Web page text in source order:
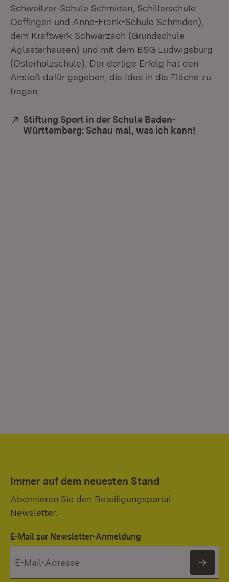
Schweitzer-Schule Schmiden, Schillerschule
Oeffingen und Anne-Frank-Schule Schmiden),
dem Kraftwerk Schwarzach (Grundschule
Aglasterhausen) und mit dem BSG Ludwigsburg
(Osterholzschule). Der dortige Erfolg hat den
Anstoß dafür gegeben, die Idee in die Fläche zu
tragen.
Extern:
Stiftung Sport in der Schule Baden-
Württemberg: Schau mal, was ich kann!
Immer auf dem neuesten Stand
Abonnieren Sie den Beteiligungsportal-
Newsletter.
E-Mail zur Newsletter-Anmeldung